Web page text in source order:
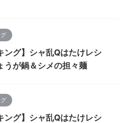
ング】シャ乱Qはたけレシ
うが鍋＆シメの担々麺
ング】シャ乱Qはたけレシ